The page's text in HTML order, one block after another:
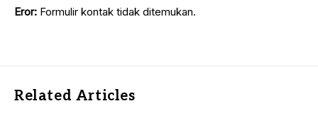
Eror: Formulir kontak tidak ditemukan.
Related Articles